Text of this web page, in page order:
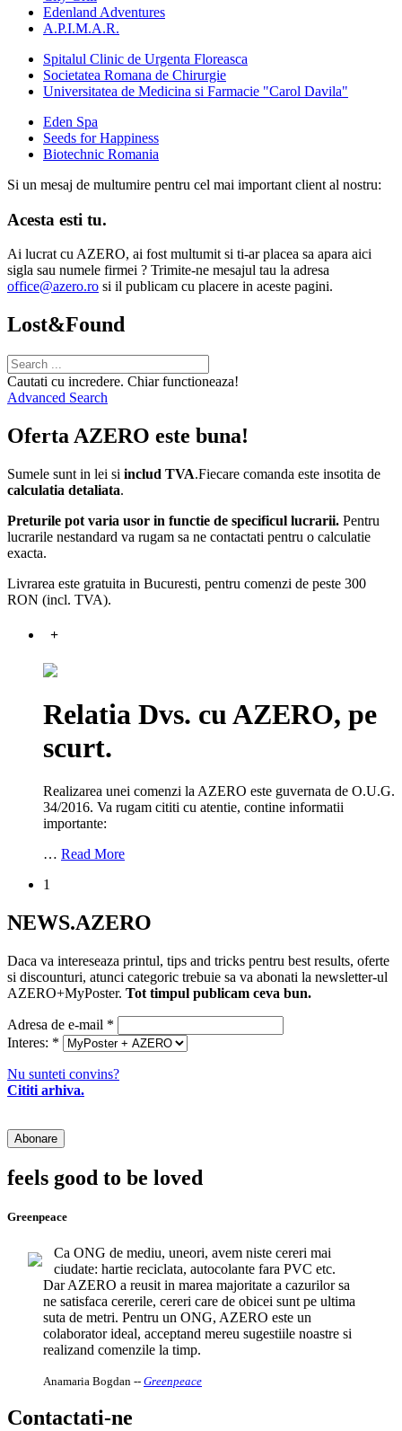
Edenland Adventures
A.P.I.M.A.R.
Spitalul Clinic de Urgenta Floreasca
Societatea Romana de Chirurgie
Universitatea de Medicina si Farmacie "Carol Davila"
Eden Spa
Seeds for Happiness
Biotechnic Romania
Si un mesaj de multumire pentru cel mai important client al nostru:
Acesta esti tu.
Ai lucrat cu AZERO, ai fost multumit si ti-ar placea sa apara aici
sigla sau numele firmei ? Trimite-ne mesajul tau la adresa
office@azero.ro si il publicam cu placere in aceste pagini.
Lost&Found
Cautati cu incredere. Chiar functioneaza!
Advanced Search
Oferta AZERO este buna!
Sumele sunt in lei si includ TVA.Fiecare comanda este insotita de
calculatia detaliata.
Preturile pot varia usor in functie de specificul lucrarii. Pentru
lucrarile nestandard va rugam sa ne contactati pentru o calculatie
exacta.
Livrarea este gratuita in Bucuresti, pentru comenzi de peste 300
RON (incl. TVA).
+
Relatia Dvs. cu AZERO, pe
scurt.
Realizarea unei comenzi la AZERO este guvernata de O.U.G.
34/2016. Va rugam cititi cu atentie, contine informatii
importante:
… Read More
1
NEWS.AZERO
Daca va intereseaza printul, tips and tricks pentru best results, oferte
si discounturi, atunci categoric trebuie sa va abonati la newsletter-ul
AZERO+MyPoster. Tot timpul publicam ceva bun.
Adresa de e-mail *
Interes: *
Nu sunteti convins?
Cititi arhiva.
feels good to be loved
Greenpeace
Ca ONG de mediu, uneori, avem niste cereri mai
ciudate: hartie reciclata, autocolante fara PVC etc.
Dar AZERO a reusit in marea majoritate a cazurilor sa
ne satisfaca cererile, cereri care de obicei sunt pe ultima
suta de metri. Pentru un ONG, AZERO este un
colaborator ideal, acceptand mereu sugestiile noastre si
realizand comenzile la timp.
Anamaria Bogdan -- Greenpeace
Contactati-ne